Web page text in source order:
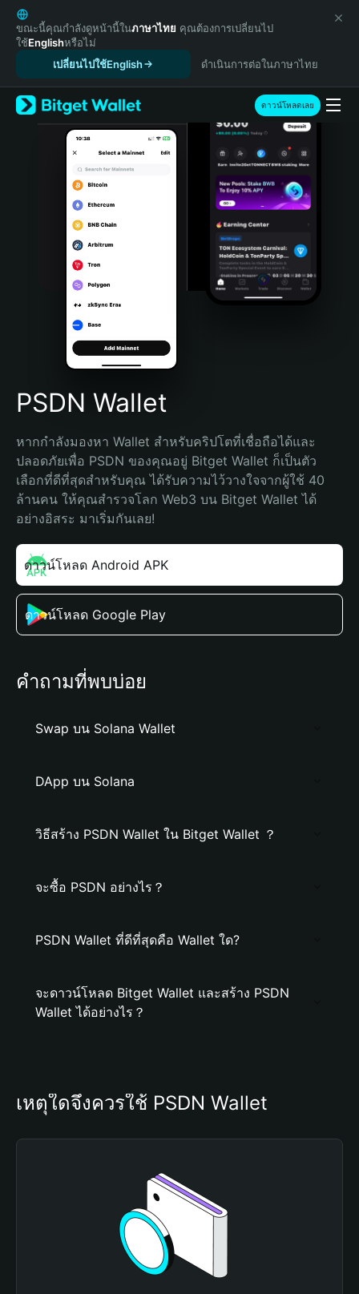
English
日本語
Tiếng Việt
Español (Latinoamérica)
Türkçe
Italiano
Português (Portugal)
Bahasa Indonesia
Português (Brasil)
Español (Argentina)
ขณะนี้คุณกำลังดูหน้านี้ในภาษาไทย คุณต้องการเปลี่ยนไป
ใช้Englishหรือไม่
เปลี่ยนไปใช้English
ดำเนินการต่อในภาษาไทย
ดาวน์โหลดเลย
PSDN Wallet
หากกำลังมองหา Wallet สำหรับคริปโตที่เชื่อถือได้และ
ปลอดภัยเพื่อ PSDN ของคุณอยู่ Bitget Wallet ก็เป็นตัว
เลือกที่ดีที่สุดสำหรับคุณ ได้รับความไว้วางใจจากผู้ใช้ 40
ล้านคน ให้คุณสำรวจโลก Web3 บน Bitget Wallet ได้
อย่างอิสระ มาเริ่มกันเลย!
ดาวน์โหลด Android APK
ดาวน์โหลด Google Play
คำถามที่พบบ่อย
Swap บน Solana Wallet
DApp บน Solana
วิธีสร้าง PSDN Wallet ใน Bitget Wallet ？
จะซื้อ PSDN อย่างไร？
PSDN Wallet ที่ดีที่สุดคือ Wallet ใด?
จะดาวน์โหลด Bitget Wallet และสร้าง PSDN
Wallet ได้อย่างไร？
เหตุใดจึงควรใช้ PSDN Wallet